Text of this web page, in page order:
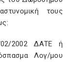
τους
02/2002 ΔΑΤΕ ή
Λογ/μου